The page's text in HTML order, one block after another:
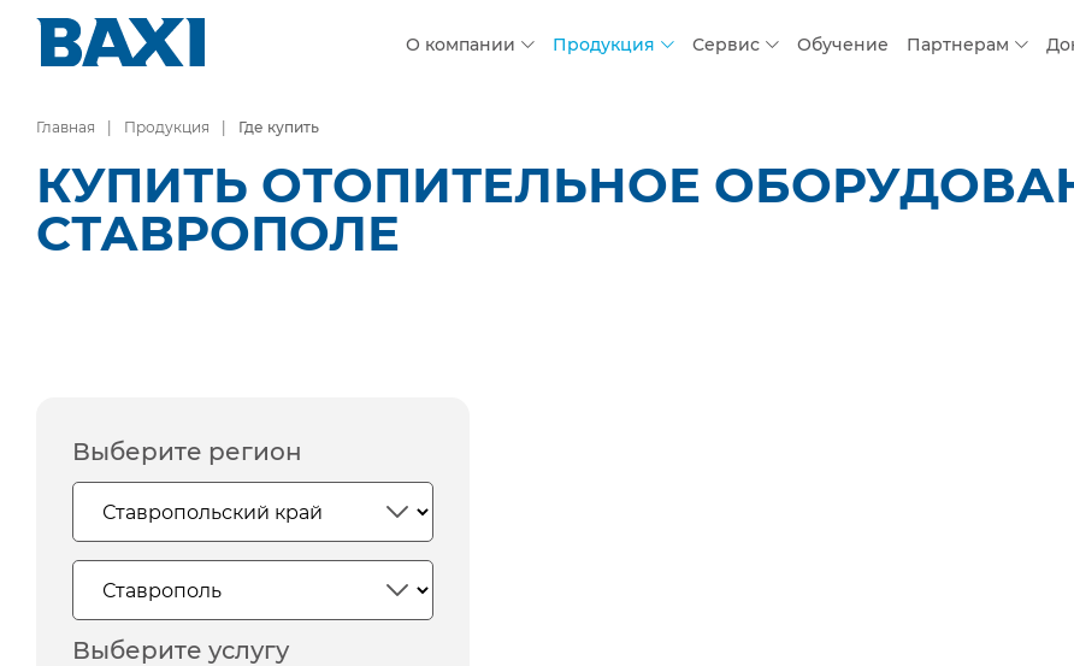
О компании Продукция Сервис Обучение Партнерам
Главная Продукция Где купить
КУПИТЬ ОТОПИТЕЛЬНОЕ
СТАВРОПОЛЕ
Выберите регион
Выберите услугу